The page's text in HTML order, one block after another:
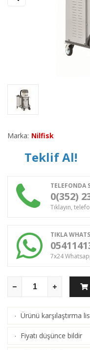
Marka: Nilfisk
Teklif Al!
TELEFONDA
0(352)
Tıklayın,
TIKLA
7x24
· Ürünü karşılaştırma
· Fiyatı düşünce bildir